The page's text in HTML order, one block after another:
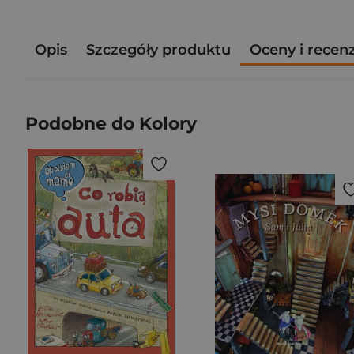
Opis Szczegóły produktu Oceny i
Podobne do Kolory